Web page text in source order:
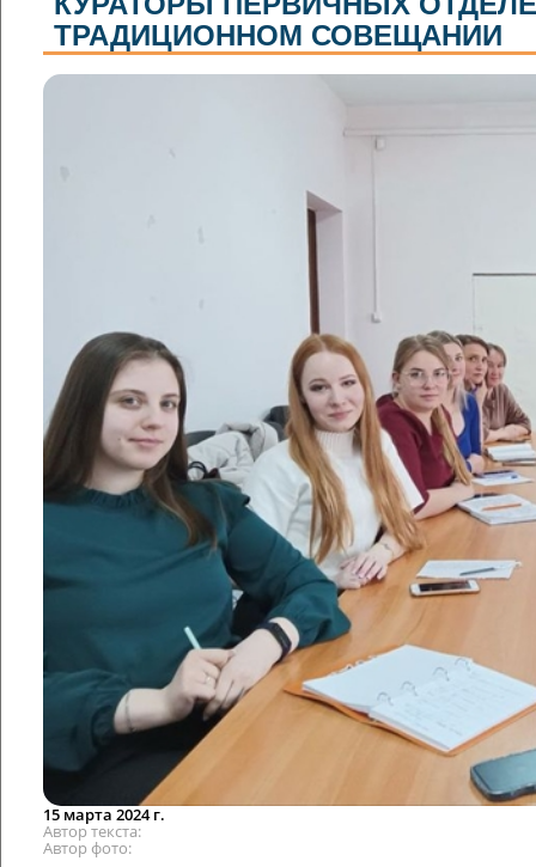
ТРАДИЦИОННОМ СОВЕЩАНИИ
15 марта 2024 г.
Автор текста
Автор фото